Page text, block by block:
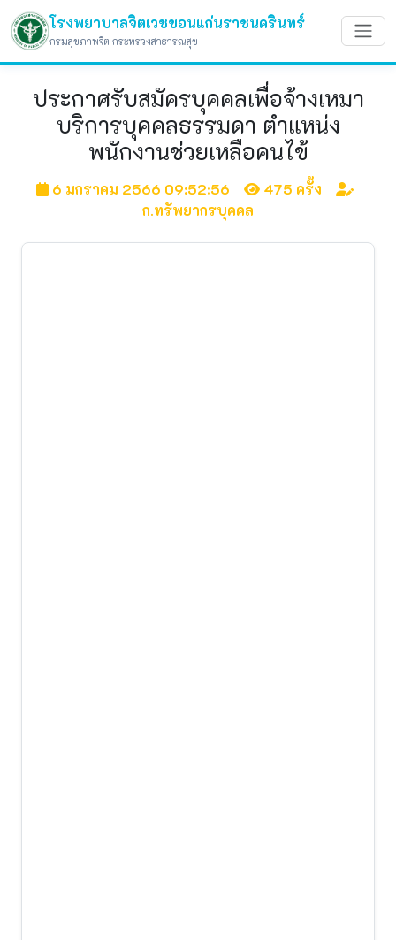
โรงพยาบาลจิตเวชขอนแก่นราชนครินทร์
กรมสุขภาพจิต กระทรวงสาธารณสุข
ประกาศรับสมัครบุคคลเพื่อจ้างเหมา
บริการบุคคลธรรมดา ตำแหน่ง
พนักงานช่วยเหลือคนไข้
6 มกราคม 2566 09:52:56
475 ครั้ง
ก.ทรัพยากรบุคคล